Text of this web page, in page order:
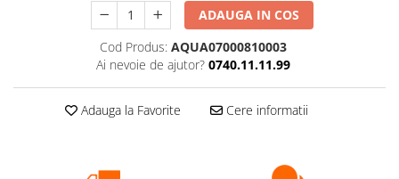
ADAUGA IN COS
Cod Produs: AQUA07000810003
Ai nevoie de ajutor? 0740.11.11.99
Adauga la Favorite Cere informatii